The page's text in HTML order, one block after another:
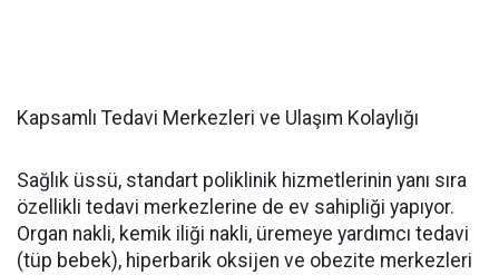
Kapsamlı Tedavi Merkezleri ve Ulaşım Kolaylığı
Sağlık üssü, standart poliklinik hizmetlerinin yanı sıra
özellikli tedavi merkezlerine de ev sahipliği yapıyor.
Organ nakli, kemik iliği nakli, üremeye yardımcı tedavi
(tüp bebek), hiperbarik oksijen ve obezite merkezleri